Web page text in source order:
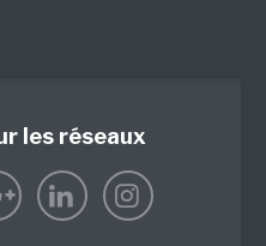
les réseaux